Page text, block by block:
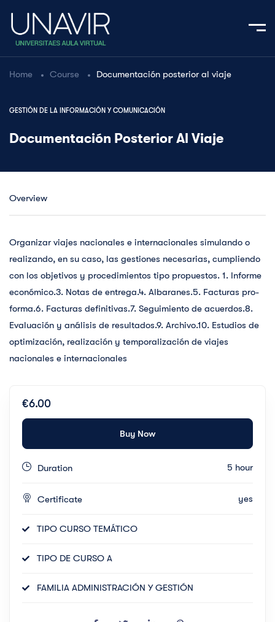
Home Course Documentación posterior al viaje
GESTIÓN DE LA INFORMACIÓN Y COMUNICACIÓN
Documentación Posterior Al Viaje
Overview
Organizar viajes nacionales e internacionales simulando o
realizando, en su caso, las gestiones necesarias, cumpliendo
con los objetivos y procedimientos tipo propuestos. 1. Informe
económico.3. Notas de entrega.4. Albaranes.5. Facturas pro-
forma.6. Facturas definitivas.7. Seguimiento de acuerdos.8.
Evaluación y análisis de resultados.9. Archivo.10. Estudios de
optimización, realización y temporalización de viajes
nacionales e internacionales
€6.00
Buy Now
Duration 5 hour
Certificate yes
TIPO CURSO TEMÁTICO
TIPO DE CURSO A
FAMILIA ADMINISTRACIÓN Y GESTIÓN